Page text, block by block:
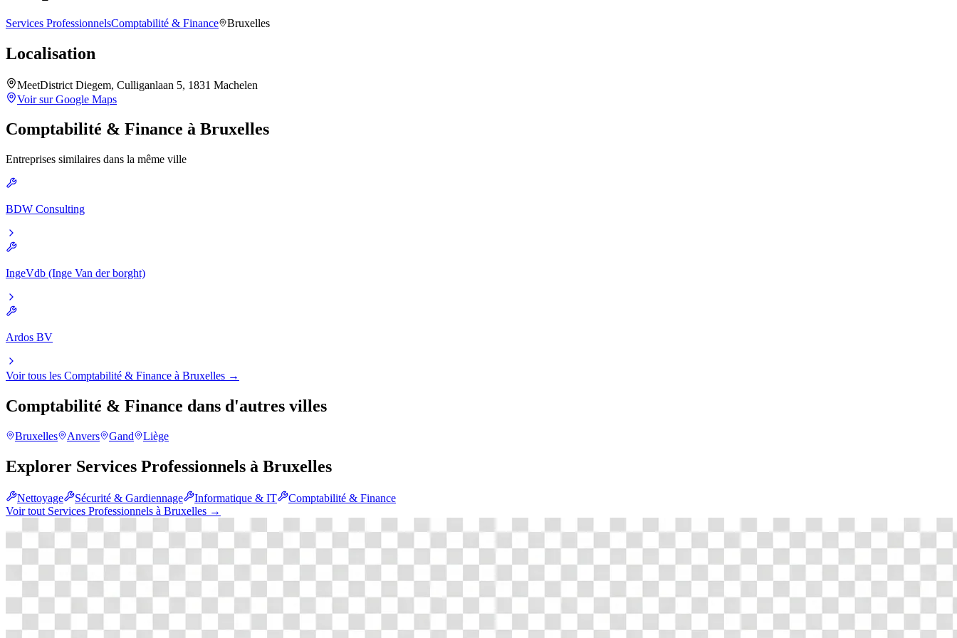
Services ProfessionnelsComptabilité & Finance Bruxelles
Localisation
MeetDistrict Diegem, Culliganlaan 5, 1831 Machelen
Voir sur Google Maps
Comptabilité & Finance à Bruxelles
Entreprises similaires dans la même ville
BDW Consulting
IngeVdb (Inge Van der borght)
Ardos BV
Voir tous les Comptabilité & Finance à Bruxelles →
Comptabilité & Finance dans d'autres villes
Bruxelles Anvers Gand Liège
Explorer Services Professionnels à Bruxelles
Nettoyage Sécurité & Gardiennage Informatique & IT
Comptabilité & Finance
Voir tout Services Professionnels à Bruxelles →